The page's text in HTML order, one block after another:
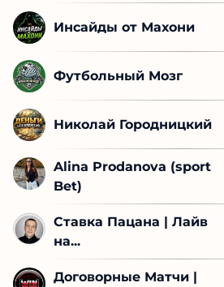
Инсайды от Махони
Футбольный Мозг
Николай Городницкий
Alina Prodanova (sport
Bet)
Ставка Пацана | Лайв
на...
Договорные Матчи |